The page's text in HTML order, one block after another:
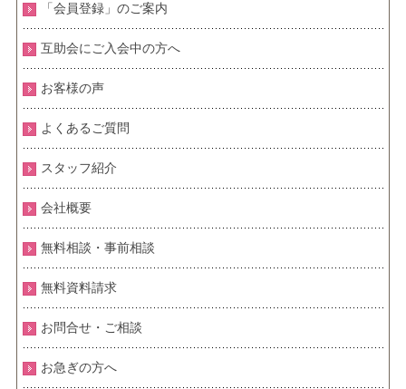
「会員登録」のご案内
互助会にご入会中の方へ
お客様の声
よくあるご質問
スタッフ紹介
会社概要
無料相談・事前相談
無料資料請求
お問合せ・ご相談
お急ぎの方へ